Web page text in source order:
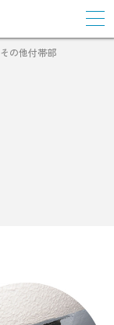
その他付帯部